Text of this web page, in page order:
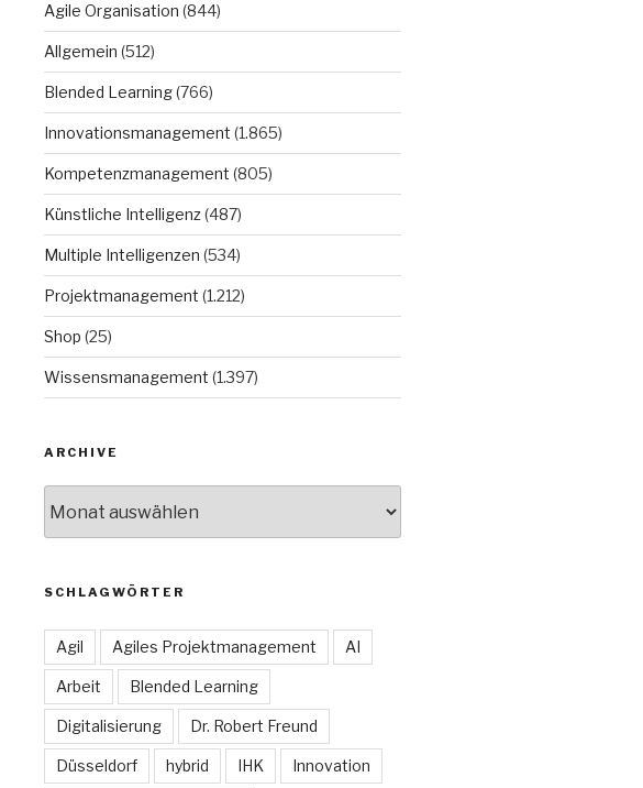
Agile Organisation (844)
Allgemein (512)
Blended Learning(766)
Innovationsmanagement (1.865)
Kompetenzmanagement (805)
Künstliche Intelligenz(487)
Multiple Intelligenzen (534)
Projektmanagement (1.212)
Shop (25)
Wissensmanagement (1.397)
ARCHIVE
SCHLAGWÖRTER
Agil Agiles Projektmanagement AI
Arbeit Blended Learning
Digitalisierung Dr. Robert Freund
Düsseldorf hybrid IHK Innovation